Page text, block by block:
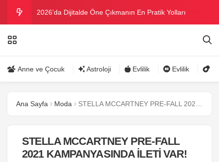
2026’da Dijitalde Öne Çıkmanın En Pratik Yolları
Danla Bilic ile Reynmen Miami’de tatilde
Anne ve Çocuk Astroloji Evlilik Evlilik
Ana Sayfa Moda
STELLA MCCARTNEY PRE-FALL
2021 KAMPANYASINDA İLETİ VAR!